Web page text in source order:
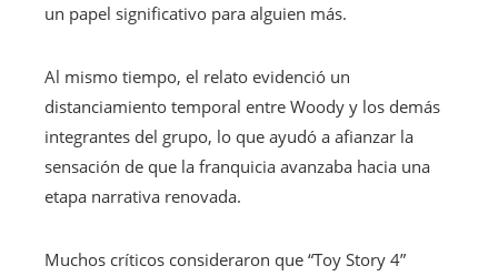
un papel significativo para alguien más.
Al mismo tiempo, el relato evidenció un
distanciamiento temporal entre Woody y los demás
integrantes del grupo, lo que ayudó a afianzar la
sensación de que la franquicia avanzaba hacia una
etapa narrativa renovada.
Muchos críticos consideraron que “Toy Story 4”